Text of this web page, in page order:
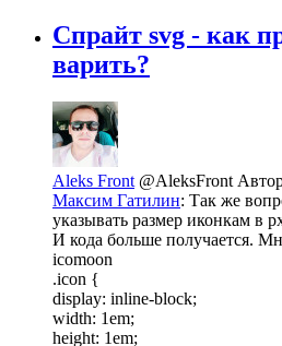
Спрайт svg - как
варить?
Aleks Front @AleksFront
Максим Гатилин: Так же
указывать размер иконкам в
И кода больше получается.
icomoon
.icon {
display: inline-block;
width: 1em;
height: 1em;